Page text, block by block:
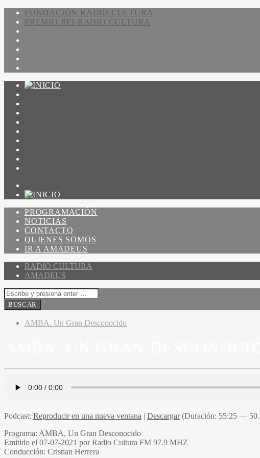
FUNDACIÓN RADIO CULTURA
PREMIO RFI-RADIO CULTURA
PROGRAMACIÓN
NOTICIAS
CONTACTO
QUIENES SOMOS
IR A AMADEUS
RADIO CULTURA
AMADEUS
AMBA. Un Gran Desconocido
Podcast: Reproducir en una nueva ventana | Descargar(Duración: 55:25 —
Programa: AMBA, Un Gran Desconocido
Emitido el 07-07-2021 por Radio Cultura FM 97.9 MHZ
Conducción: Cristian Herrera